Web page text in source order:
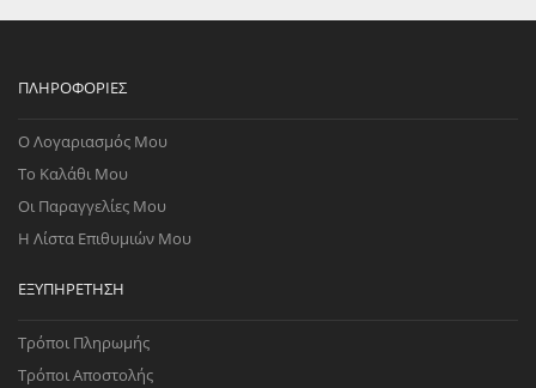
ΠΛΗΡΟΦΟΡΊΕΣ
Ο Λογαριασμός Μου
Το Καλάθι Μου
Οι Παραγγελίες Μου
Η Λίστα Επιθυμιών Μου
ΕΞΥΠΗΡΈΤΗΣΗ
Τρόποι Πληρωμής
Τρόποι Αποστολής